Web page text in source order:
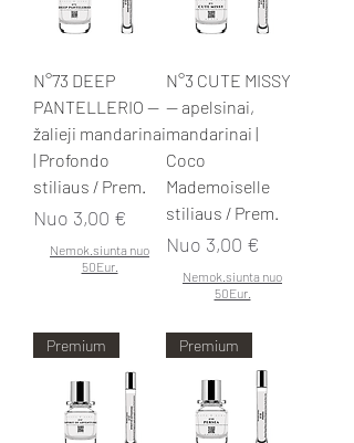
N°73 DEEP
PANTELLERIO —
žalieji mandarinai
| Profondo
stiliaus / Prem.
Nuo 3,00 €
Pardavimo kaina
Nemok.siunta nuo
50Eur.
N°3 CUTE MISSY
— apelsinai,
mandarinai |
Coco
Mademoiselle
stiliaus / Prem.
Nuo 3,00 €
Pardavimo kaina
Nemok.siunta nuo
50Eur.
Premium Premium